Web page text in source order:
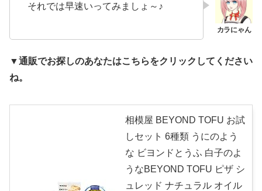
それでは早速いってみましょ～♪
▼通販でお探しのあなたはこちらをクリックしてください
ね。
相模屋 BEYOND TOFU お試
しセット 6種類 うにのよう
な ビヨンドとうふ 白子のよ
うなBEYOND TOFU ピザ シ
ュレッド ナチュラル オイル